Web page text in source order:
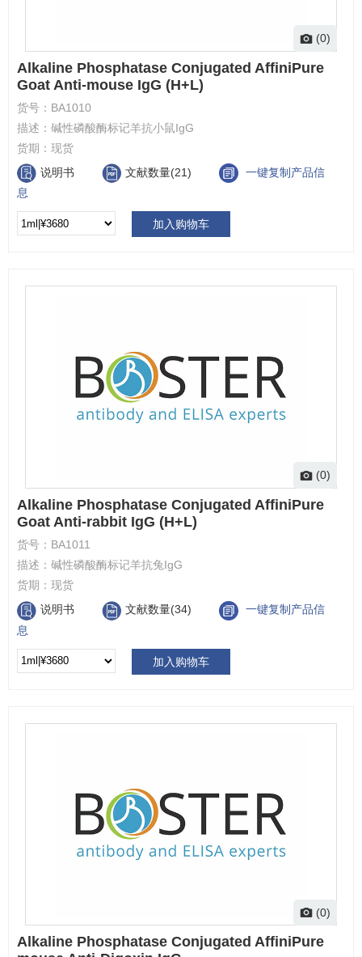
(0)
Alkaline Phosphatase Conjugated AffiniPure
Goat Anti-mouse IgG (H+L)
货号： BA1010
描述： 碱性磷酸酶标记羊抗小鼠IgG
货期： 现货
说明书
文献数量(21)
一键复制产品信
息
加入购物车
(0)
Alkaline Phosphatase Conjugated AffiniPure
Goat Anti-rabbit IgG (H+L)
货号： BA1011
描述： 碱性磷酸酶标记羊抗兔IgG
货期： 现货
说明书
文献数量(34)
一键复制产品信
息
加入购物车
(0)
Alkaline Phosphatase Conjugated AffiniPure